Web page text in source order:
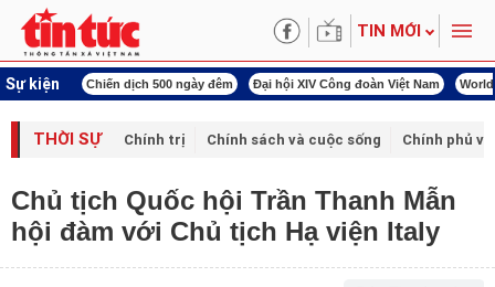
TIN MỚI
Sự kiện
mạng Chiến dịch 500 ngày đêm Đại hội XIV Công đoàn Việt Nam
THỜI SỰ Chính trị Chính sách và cuộc sống Chính phủ
Chủ tịch Quốc hội Trần Thanh Mẫn
hội đàm với Chủ tịch Hạ viện Italy